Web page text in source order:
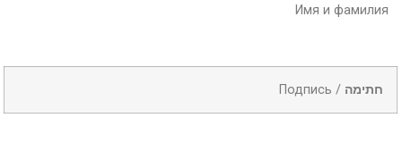
Имя и фамилия
Подпись / חתימה